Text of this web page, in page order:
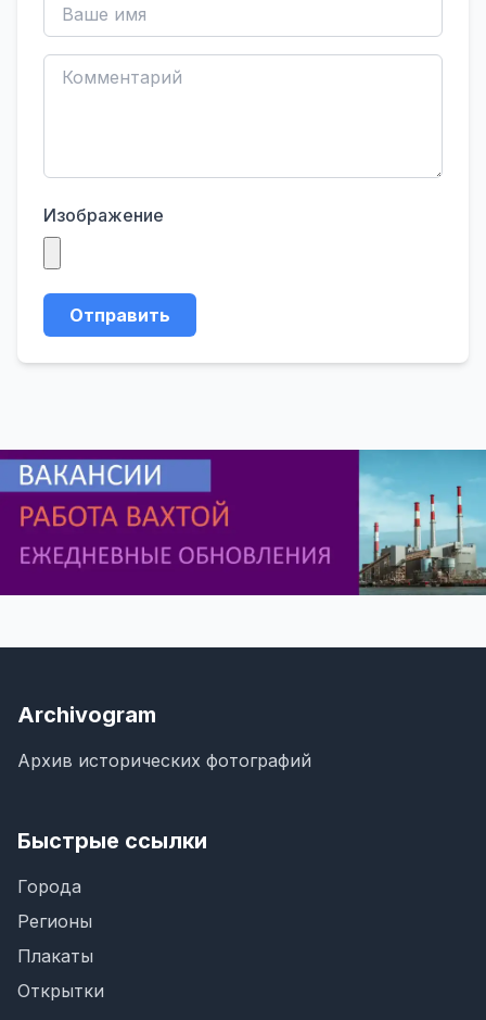
Изображение
Отправить
Archivogram
Архив исторических фотографий
Быстрые ссылки
Города
Регионы
Плакаты
Открытки